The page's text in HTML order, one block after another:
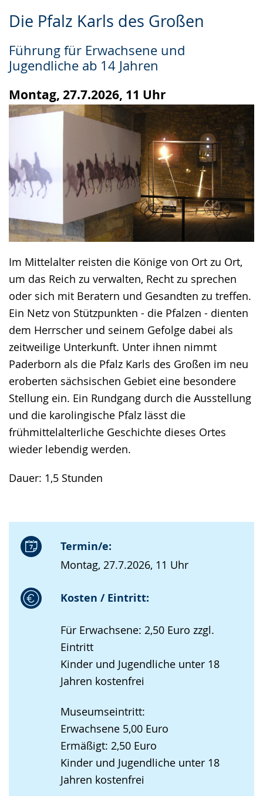
Die Pfalz Karls des Großen
Führung für Erwachsene und
Jugendliche ab 14 Jahren
Montag, 27.7.2026, 11 Uhr
Im Mittelalter reisten die Könige von Ort zu Ort,
um das Reich zu verwalten, Recht zu sprechen
oder sich mit Beratern und Gesandten zu treffen.
Ein Netz von Stützpunkten - die Pfalzen - dienten
dem Herrscher und seinem Gefolge dabei als
zeitweilige Unterkunft. Unter ihnen nimmt
Paderborn als die Pfalz Karls des Großen im neu
eroberten sächsischen Gebiet eine besondere
Stellung ein. Ein Rundgang durch die Ausstellung
und die karolingische Pfalz lässt die
frühmittelalterliche Geschichte dieses Ortes
wieder lebendig werden.
Dauer: 1,5 Stunden
Termin/e:
Montag, 27.7.2026, 11 Uhr
Kosten / Eintritt:
Für Erwachsene: 2,50 Euro zzgl.
Eintritt
Kinder und Jugendliche unter 18
Jahren kostenfrei
Museumseintritt:
Erwachsene 5,00 Euro
Ermäßigt: 2,50 Euro
Kinder und Jugendliche unter 18
Jahren kostenfrei
Leichten
wechseln.
Audio-
Video
Deutscher
Gebärdensprache
wird
angezeigt.